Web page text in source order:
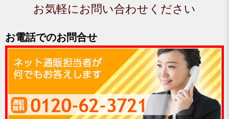
お気軽にお問い合わせください
お電話でのお問合せ